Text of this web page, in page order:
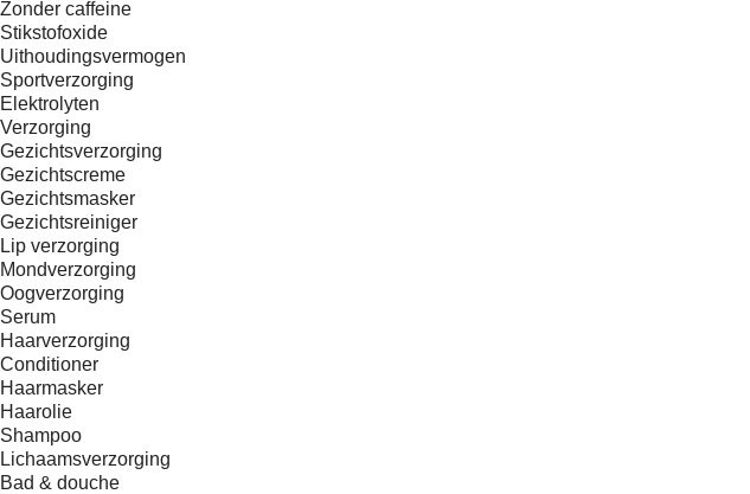
Zonder caffeine
Stikstofoxide
Uithoudingsvermogen
Sportverzorging
Elektrolyten
Verzorging
Gezichtsverzorging
Gezichtscreme
Gezichtsmasker
Gezichtsreiniger
Lip verzorging
Mondverzorging
Oogverzorging
Serum
Haarverzorging
Conditioner
Haarmasker
Haarolie
Shampoo
Lichaamsverzorging
Bad & douche